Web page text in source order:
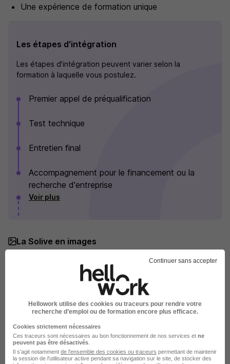
Une expérience de formation unique
Les étapes d'intégration
Les étapes d'intégration peuvent varier selon la
formation à laquelle vous postulez.
Premier appel de préqualification
Test technique
Entretien final
Accompagnement pour le financement ou la
recherche d'entreprise
Voir plus
La Solive en images
Continuer sans accepter
Hellowork utilise des cookies ou traceurs pour rendre votre
recherche d’emploi ou de formation encore plus efficace.
Cookies strictement nécessaires
Ces traceurs sont nécessaires au bon fonctionnement de nos services et ne
peuvent pas être désactivés
Il s'agit notamment de l'ensemble des cookies ou traceurs permettant de maintenir
la session de l'utilisateur active pendant sa navigation sur le site, de stocker des